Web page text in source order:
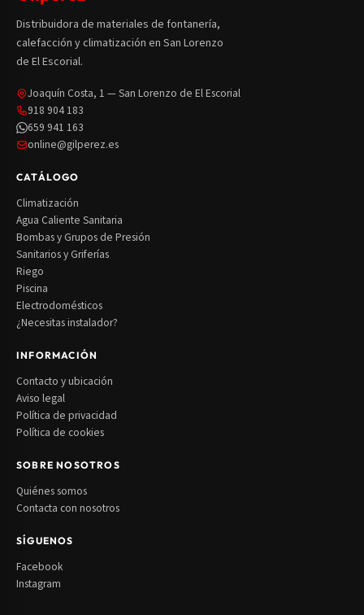
Distribuidora de materiales de fontanería,
calefacción y climatización en San Lorenzo
de El Escorial.
Joaquín Costa, 1 — San Lorenzo de El Escorial
918 904 183
659 941 163
online@gilperez.es
CATÁLOGO
Climatización
Agua Caliente Sanitaria
Bombas y Grupos de Presión
Sanitarios y Griferías
Riego
Piscina
Electrodomésticos
¿Necesitas instalador?
INFORMACIÓN
Contacto y ubicación
Aviso legal
Política de privacidad
Política de cookies
SOBRE NOSOTROS
Quiénes somos
Contacta con nosotros
SÍGUENOS
Facebook
Instagram